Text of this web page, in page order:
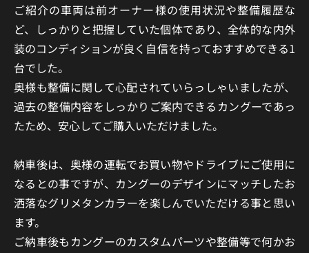
ご紹介の車両は前オーナー様の使用状況や整備履歴な
ど、しっかりと把握していた個体であり、全体的な内外
装のコンディションが良く自信を持っておすすめできる1
台でした。
奥様も整備に関して心配されていらっしゃいましたが、
過去の整備内容をしっかりご案内できるカングーであっ
たため、安心してご購入いただけました。
納車後は、奥様の運転でお買い物やドライブにご使用に
なるとの事ですが、カングーのデザインにマッチしたお
洒落なグリメタンカラーを楽しんでいただける事と思い
ます。
ご納車後もカングーのカスタムパーツや整備等で何かお